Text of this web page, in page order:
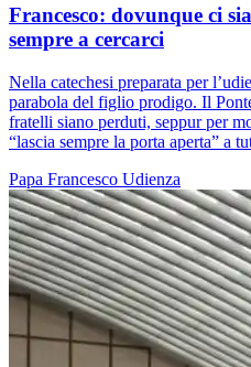
Francesco: dovunque ci
sempre a cercarci
Nella catechesi preparata per
parabola del figlio prodigo. Il
fratelli siano perduti, seppur per
“lascia sempre la porta aperta” a
Papa Francesco Udienza